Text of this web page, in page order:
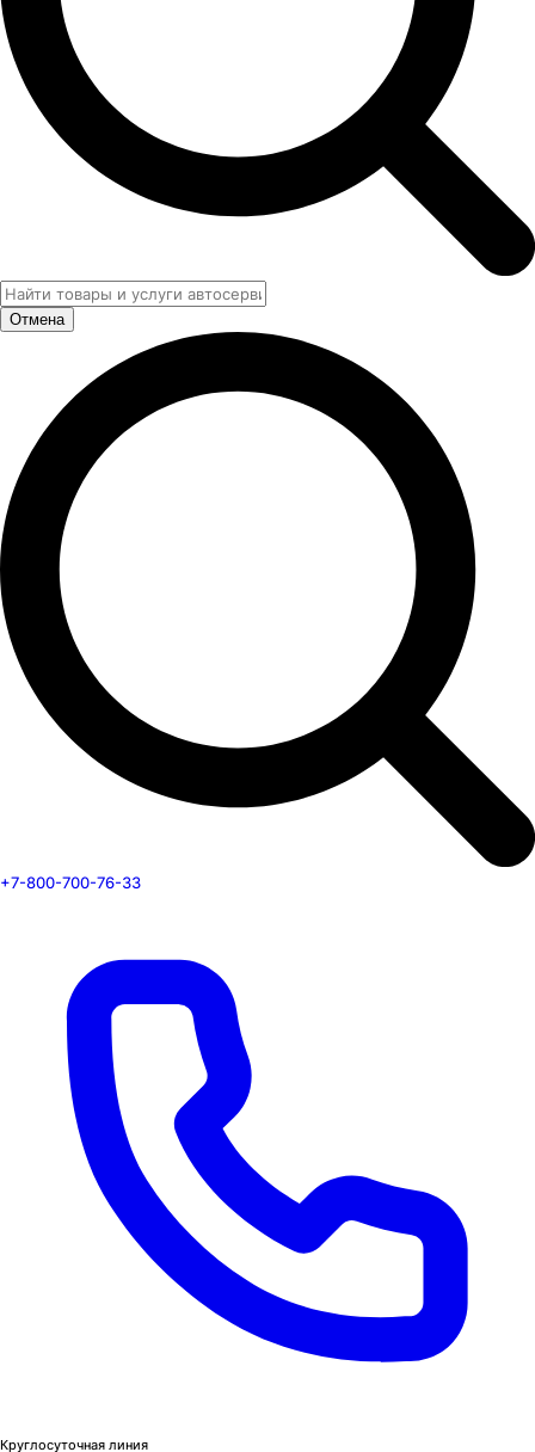
Отмена
+7-800-700-76-33
Круглосуточная линия